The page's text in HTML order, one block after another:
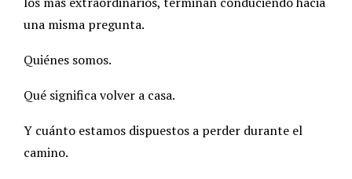
una misma pregunta.
Quiénes somos.
Qué significa volver a casa.
Y cuánto estamos dispuestos a perder durante el
camino.